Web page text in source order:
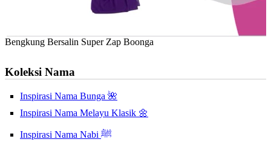
Bengkung Bersalin Super Zap Boonga
Koleksi Nama
Inspirasi Nama Bunga 🌺
Inspirasi Nama Melayu Klasik 🌼
Inspirasi Nama Nabi ﷺ